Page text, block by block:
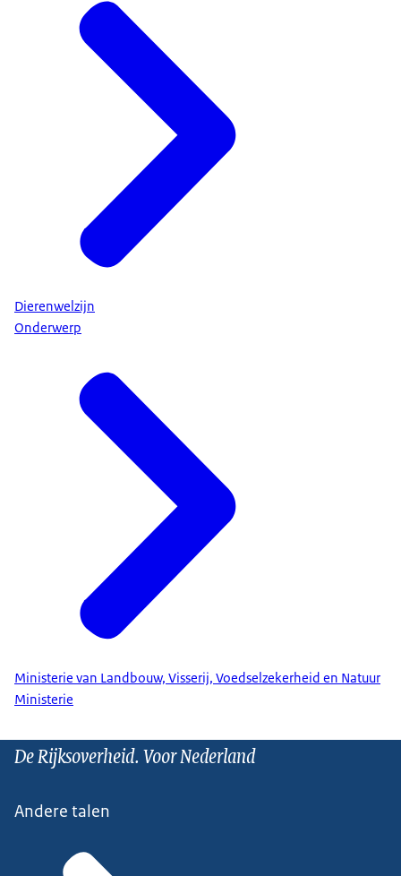
Dierenwelzijn
Onderwerp
Ministerie van Landbouw, Visserij, Voedselzekerheid en Natuur
Ministerie
De Rijksoverheid. Voor Nederland
Andere talen